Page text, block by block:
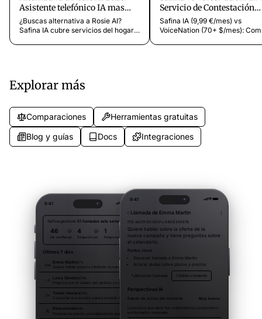
Asistente telefónico IA mas
allá de servicios del hogar
¿Buscas alternativa a Rosie AI?
Safina IA cubre servicios del hogar y
Servicio de Contestación
Económico [2026]
Safina IA (9,99 €/mes) vs
VoiceNation (70+ $/mes):
Explorar más
Comparaciones
Herramientas gratuitas
Blog y guías
Docs Integraciones